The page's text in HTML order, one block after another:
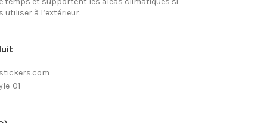
utiliser à l’extérieur.
01